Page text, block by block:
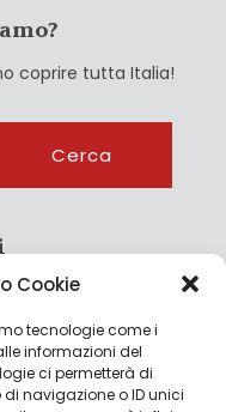
Cookie
tecnologie come i
informazioni del
ci permetterà di
navigazione o ID unici
coprire tutta Italia!
Cerca